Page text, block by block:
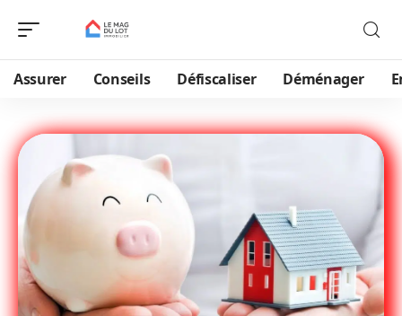
Assurer Conseils Défiscaliser Déménager